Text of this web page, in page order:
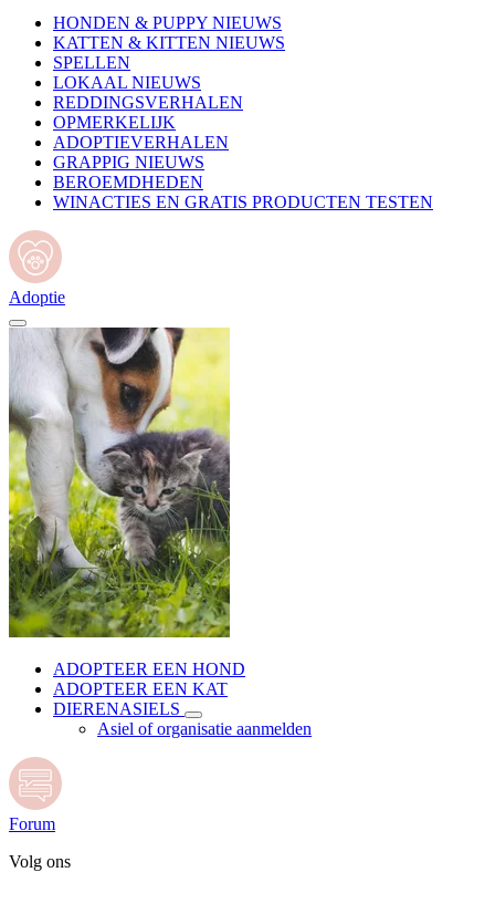
HONDEN & PUPPY NIEUWS
KATTEN & KITTEN NIEUWS
SPELLEN
LOKAAL NIEUWS
REDDINGSVERHALEN
OPMERKELIJK
ADOPTIEVERHALEN
GRAPPIG NIEUWS
BEROEMDHEDEN
WINACTIES EN GRATIS PRODUCTEN TESTEN
Adoptie
ADOPTEER EEN HOND
ADOPTEER EEN KAT
DIERENASIELS
Asiel of organisatie aanmelden
Forum
Volg ons